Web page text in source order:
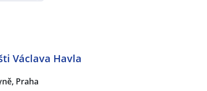
Václava Havla
Praha